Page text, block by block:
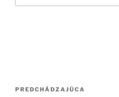
Navigácia
Predchádzajúci
PREDCHÁDZAJÚCA